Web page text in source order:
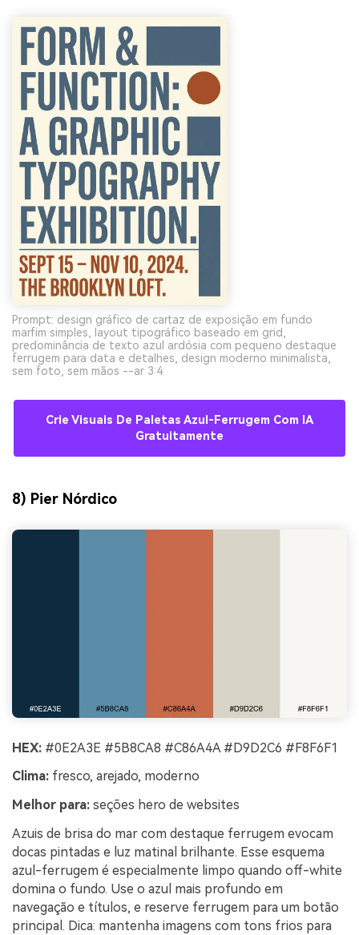
Prompt: design gráfico de cartaz de exposição em fundo
marfim simples, layout tipográfico baseado em grid,
predominância de texto azul ardósia com pequeno destaque
ferrugem para data e detalhes, design moderno minimalista,
sem foto, sem mãos --ar 3:4
Crie Visuais De Paletas Azul-Ferrugem Com IA
Gratuitamente
8) Pier Nórdico
HEX: #0E2A3E #5B8CA8 #C86A4A #D9D2C6 #F8F6F1
Clima: fresco, arejado, moderno
Melhor para: seções hero de websites
Azuis de brisa do mar com destaque ferrugem evocam
docas pintadas e luz matinal brilhante. Esse esquema
azul-ferrugem é especialmente limpo quando off-white
domina o fundo. Use o azul mais profundo em
navegação e títulos, e reserve ferrugem para um botão
principal. Dica: mantenha imagens com tons frios para